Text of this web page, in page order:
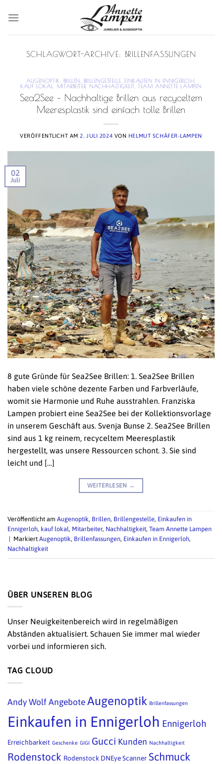
Inhalt
SCHLAGWORT-ARCHIVE: BRILLENFASSUNGEN
AUGENOPTIK BRILLEN BRILLENGESTELLE ,EINKAUFEN IN ENNIGERLOH
KAUF LOKAL
MITARBEITER ,NACHHALTIGKEIT ,TEAM ANNETTE LAMPEN
Sea2See – Nachhaltige Brillen aus recyceltem
Meeresplastik sind einfach tolle Brillen
VERÖFFENTLICHT AM 2. JULI 2024 VON HELMUT SCHÄFER-LAMPEN
02
Juli
8 gute Gründe für Sea2See Brillen: 1. Sea2See Brillen
haben viele schöne dezente Farben und Farbverläufe,
womit sie Harmonie und Ruhe ausstrahlen. Franziska
Lampen probiert eine Sea2See bei der Kollektionsvorlage
in unserem Geschäft aus. Svenja Bunse 2. Sea2See Brillen
sind aus 1 kg reinem, recyceltem Meeresplastik
hergestellt, was unsere Ressourcen schont. 3. Sie sind
leicht und […]
WEITERLESEN →
Veröffentlicht am Augenoptik, Brillen, Brillengestelle, Einkaufen in
Ennigerloh, kauf lokal, Mitarbeiter, Nachhaltigkeit, Team Annette Lampen
| Markiert Augenoptik, Brillenfassungen, Einkaufen in Ennigerloh,
Nachhaltigkeit
ÜBER UNSEREN BLOG
Unser Neuigkeitenbereich wird in regelmäßigen
Abständen aktualisiert. Schauen Sie immer mal wieder
vorbei und informieren sich.
TAG CLOUD
Andy Wolf Angebote Augenoptik Brillenfassungen
Einkaufen in Ennigerloh Ennigerloh
Erreichbarkeit Geschenke GIGI Gucci Kunden Nachhaltigkeit
Rodenstock Rodenstock DNEye Scanner Schmuck